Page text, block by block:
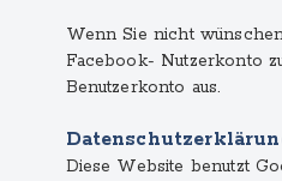
Wenn Sie nicht
Facebook- Nutzerkonto
Benutzerkonto aus.
Diese Website benutzt